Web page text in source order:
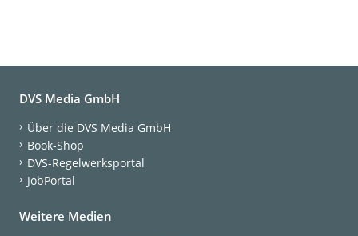
DVS Media GmbH
Über die DVS Media GmbH
Book-Shop
DVS-Regelwerksportal
JobPortal
Weitere Medien